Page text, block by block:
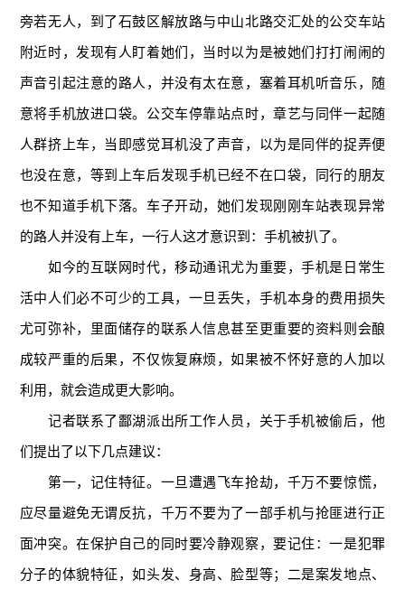
旁若无人，到了石鼓区解放路与中山北路交汇处的公交车站
附近时，发现有人盯着她们，当时以为是被她们打打闹闹的
声音引起注意的路人，并没有太在意，塞着耳机听音乐，随
意将手机放进口袋。公交车停靠站点时，章艺与同伴一起随
人群挤上车，当即感觉耳机没了声音，以为是同伴的捉弄便
也没在意，等到上车后发现手机已经不在口袋，同行的朋友
也不知道手机下落。车子开动，她们发现刚刚车站表现异常
的路人并没有上车，一行人这才意识到：手机被扒了。
如今的互联网时代，移动通讯尤为重要，手机是日常生
活中人们必不可少的工具，一旦丢失，手机本身的费用损失
尤可弥补，里面储存的联系人信息甚至更重要的资料则会酿
成较严重的后果，不仅恢复麻烦，如果被不怀好意的人加以
利用，就会造成更大影响。
记者联系了酃湖派出所工作人员，关于手机被偷后，他
们提出了以下几点建议：
第一，记住特征。一旦遭遇飞车抢劫，千万不要惊慌，
应尽量避免无谓反抗，千万不要为了一部手机与抢匪进行正
面冲突。在保护自己的同时要冷静观察，要记住：一是犯罪
分子的体貌特征，如头发、身高、脸型等；二是案发地点、